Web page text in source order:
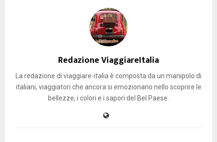
Redazione ViaggiareItalia
La redazione di viaggiare-italia è composta da un manipolo di
italiani, viaggiatori che ancora si emozionano nello scoprire le
bellezze, i colori e i sapori del Bel Paese.